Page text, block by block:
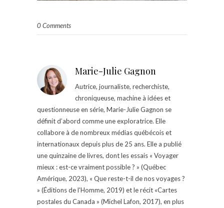
0 Comments
Marie-Julie Gagnon
Autrice, journaliste, recherchiste,
chroniqueuse, machine à idées et
questionneuse en série, Marie-Julie Gagnon se
définit d’abord comme une exploratrice. Elle
collabore à de nombreux médias québécois et
internationaux depuis plus de 25 ans. Elle a publié
une quinzaine de livres, dont les essais « Voyager
mieux : est-ce vraiment possible ? » (Québec
Amérique, 2023), « Que reste-t-il de nos voyages ?
» (Éditions de l'Homme, 2019) et le récit «Cartes
postales du Canada » (Michel Lafon, 2017), en plus